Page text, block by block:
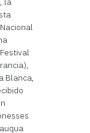
Blanca,